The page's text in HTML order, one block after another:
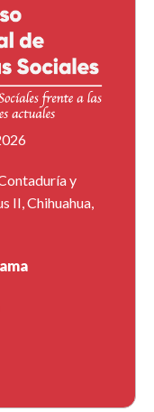
y
II, Chihuahua,